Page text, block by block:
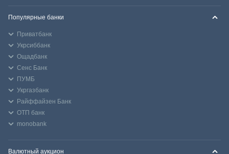
Популярные банки
Приватбанк
Укрсиббанк
Ощадбанк
Сенс Банк
ПУМБ
Укргазбанк
Райффайзен Банк
ОТП банк
monobank
Валютный аукцион